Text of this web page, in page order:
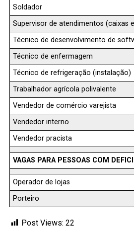
Soldador
Supervisor de atendimentos (caixas
Técnico de desenvolvimento de
Técnico de enfermagem
Técnico de refrigeração (instalação)
Trabalhador agrícola polivalente
Vendedor de comércio varejista
Vendedor interno
Vendedor pracista
VAGAS PARA PESSOAS COM
Operador de lojas
Porteiro
Post Views: 22